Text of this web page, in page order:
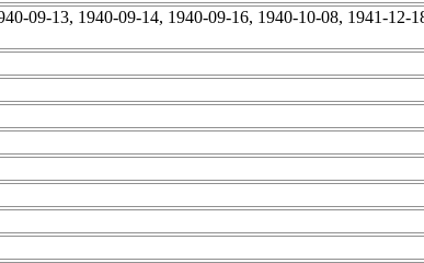
09-13, 1940-09-14, 1940-09-16, 1940-10-08, 1941-12-